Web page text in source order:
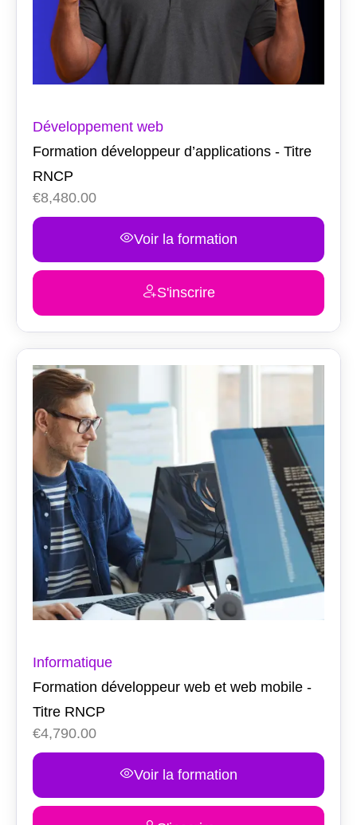
Développement web
Formation développeur d’applications - Titre
RNCP
€8,480.00
Voir la formation
S'inscrire
Informatique
Formation développeur web et web mobile -
Titre RNCP
€4,790.00
Voir la formation